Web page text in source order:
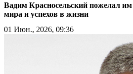
Вадим Красносельский пожелал
мира и успехов в жизни
01 Июн., 2026, 09:36